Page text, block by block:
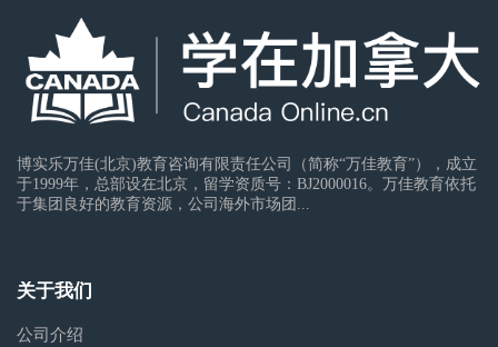
博实乐万佳(北京)教育咨询有限责任公司（简称“万佳教育”），成立
于1999年，总部设在北京，留学资质号：BJ2000016。万佳教育依托
于集团良好的教育资源，公司海外市场团...
关于我们
公司介绍